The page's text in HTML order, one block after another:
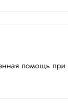
помощь при